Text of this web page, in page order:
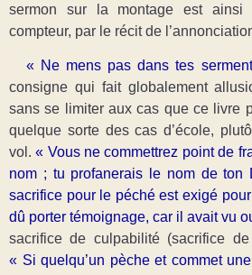
sermon sur la montage est
compteur, par le récit de
« Ne mens pas dans tes
consigne qui fait globalement
sans se limiter aux cas que ce livre
quelque sorte des cas d’école,
vol.« Vous ne commettrez point de
nom ; tu profanerais le nom de ton
sacrifice pour le péché est exigé
dû porter témoignage, car il avait vu
sacrifice de culpabilité (sacrifice
« Si quelqu’un pèche et commet